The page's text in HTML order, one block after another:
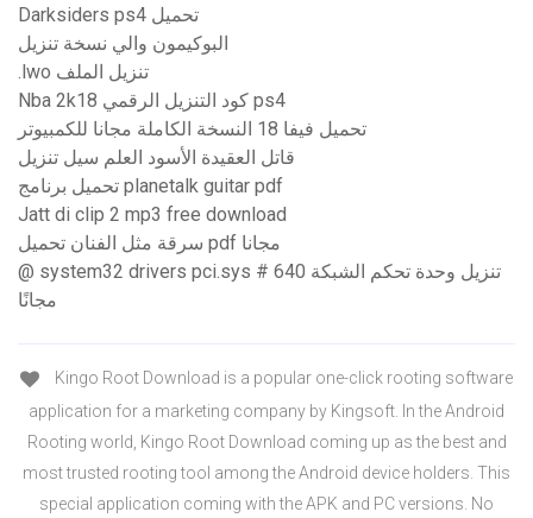
Darksiders ps4 تحميل
البوكيمون والي نسخة تنزيل
.lwo تنزيل الملف
Nba 2k18 كود التنزيل الرقمي ps4
تحميل فيفا 18 النسخة الكاملة مجانا للكمبيوتر
قاتل العقيدة الأسود العلم سيل تنزيل
تحميل برنامج planetalk guitar pdf
Jatt di clip 2 mp3 free download
سرقة مثل الفنان تحميل pdf مجانا
@ system32 drivers pci.sys # 640 تنزيل وحدة تحكم الشبكة
مجانًا
Kingo Root Download is a popular one-click rooting software
application for a marketing company by Kingsoft. In the Android
Rooting world, Kingo Root Download coming up as the best and
most trusted rooting tool among the Android device holders. This
special application coming with the APK and PC versions. No